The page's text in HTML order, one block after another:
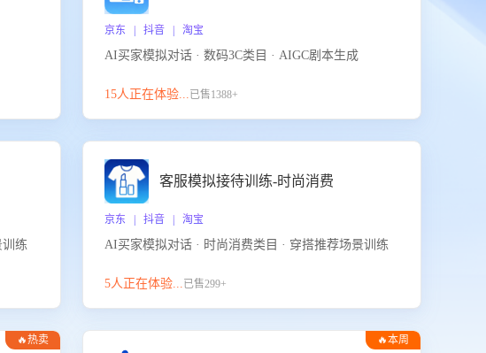
京东 | 抖音 | 淘宝
AI买家模拟对话 · 数码3C类目 · AIGC剧本生成
15人正在体验...已售1388+
练
客服模拟接待训练-时尚消费
京东 | 抖音 | 淘宝
AI买家模拟对话 · 时尚消费类目 · 穿搭推荐场景训练
5人正在体验...已售299+
🔥热卖
🔥本周